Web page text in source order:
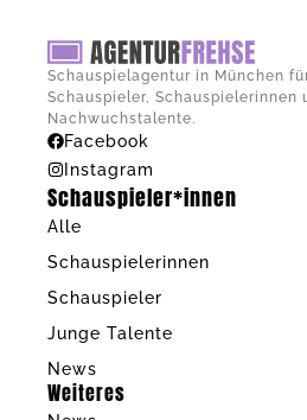
Schauspielagentur in München
Schauspieler, Schauspielerinnen
Nachwuchstalente.
Facebook
Instagram
Schauspieler*innen
Alle
Schauspielerinnen
Schauspieler
Junge Talente
News
Weiteres